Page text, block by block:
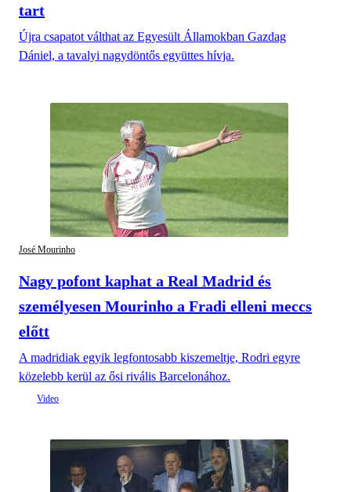
tart
Újra csapatot válthat az Egyesült Államokban Gazdag
Dániel, a tavalyi nagydöntős együttes hívja.
José Mourinho
Nagy pofont kaphat a Real Madrid és
személyesen Mourinho a Fradi elleni meccs
előtt
A madridiak egyik legfontosabb kiszemeltje, Rodri egyre
közelebb kerül az ősi rivális Barcelonához.